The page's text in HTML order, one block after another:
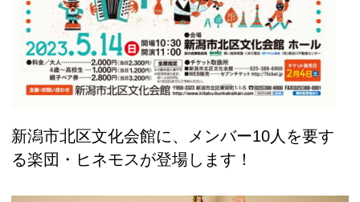
新潟市北区文化会館に、メンバー10人を要す
る楽団・ヒネモスが登場します！